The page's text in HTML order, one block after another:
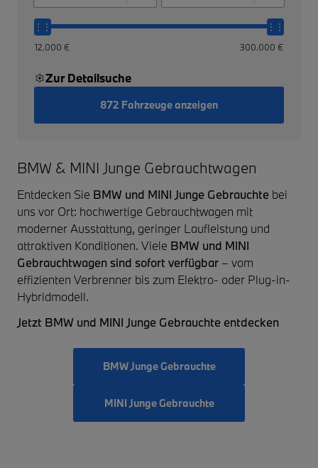
12.000 € 300.000 €
Zur Detailsuche
872 Fahrzeuge anzeigen
BMW & MINI Junge Gebrauchtwagen
Entdecken Sie BMW und MINI Junge Gebrauchte bei
uns vor Ort: hochwertige Gebrauchtwagen mit
moderner Ausstattung, geringer Laufleistung und
attraktiven Konditionen. Viele BMW und MINI
Gebrauchtwagen sind sofort verfügbar– vom
effizienten Verbrenner bis zum Elektro- oder Plug-in-
Hybridmodell.
Jetzt BMW und MINI Junge Gebrauchte entdecken
BMW Junge Gebrauchte
MINI Junge Gebrauchte